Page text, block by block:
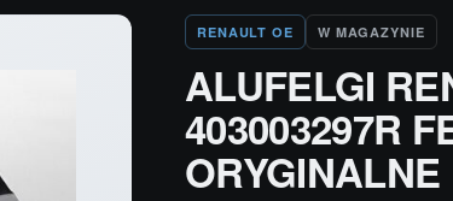
RENAULT OE W MAGAZYNIE
ALUFELGI
403003297R
ORYGINALNE